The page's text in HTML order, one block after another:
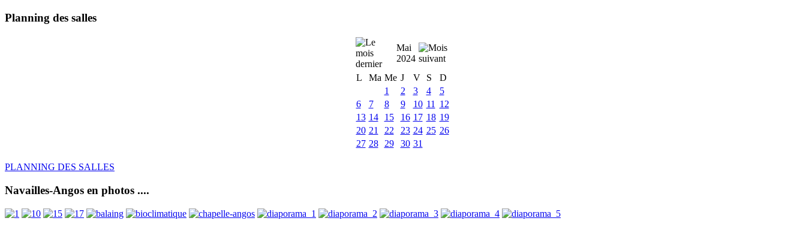
Planning des salles
Mai
2024
L
Ma Me J V S
D
1
2 3 4
5
6
7 8 9 10 11
12
13 14 15 16 17 18 19
20 21 22 23 24 25 26
27 28 29 30 31
PLANNING DES SALLES
Navailles-Angos en photos ....